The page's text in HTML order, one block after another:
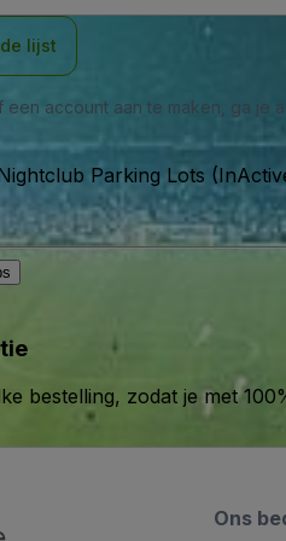
lijst
account aan te maken, ga je
Parking Lots
bestelling, zodat je met
Ons